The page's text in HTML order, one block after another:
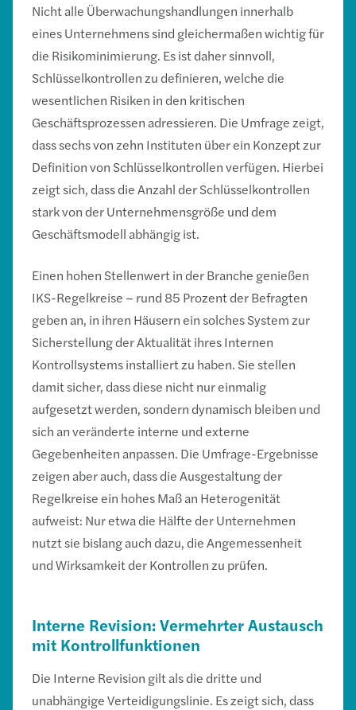
Nicht alle Überwachungshandlungen innerhalb
eines Unternehmens sind gleichermaßen wichtig für
die Risikominimierung. Es ist daher sinnvoll,
Schlüsselkontrollen zu definieren, welche die
wesentlichen Risiken in den kritischen
Geschäftsprozessen adressieren. Die Umfrage zeigt,
dass sechs von zehn Instituten über ein Konzept zur
Definition von Schlüsselkontrollen verfügen. Hierbei
zeigt sich, dass die Anzahl der Schlüsselkontrollen
stark von der Unternehmensgröße und dem
Geschäftsmodell abhängig ist.
Einen hohen Stellenwert in der Branche genießen
IKS-Regelkreise – rund 85 Prozent der Befragten
geben an, in ihren Häusern ein solches System zur
Sicherstellung der Aktualität ihres Internen
Kontrollsystems installiert zu haben. Sie stellen
damit sicher, dass diese nicht nur einmalig
aufgesetzt werden, sondern dynamisch bleiben und
sich an veränderte interne und externe
Gegebenheiten anpassen. Die Umfrage-Ergebnisse
zeigen aber auch, dass die Ausgestaltung der
Regelkreise ein hohes Maß an Heterogenität
aufweist: Nur etwa die Hälfte der Unternehmen
nutzt sie bislang auch dazu, die Angemessenheit
und Wirksamkeit der Kontrollen zu prüfen.
Interne Revision: Vermehrter Austausch
mit Kontrollfunktionen
Die Interne Revision gilt als die dritte und
unabhängige Verteidigungslinie. Es zeigt sich, dass